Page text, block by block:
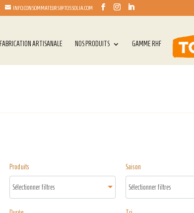
INFO.CONSOMMATEURS@TOSSOLIA.COM
FABRICATION ARTISANALE NOS PRODUITS GAMME RHF
Produits Saison